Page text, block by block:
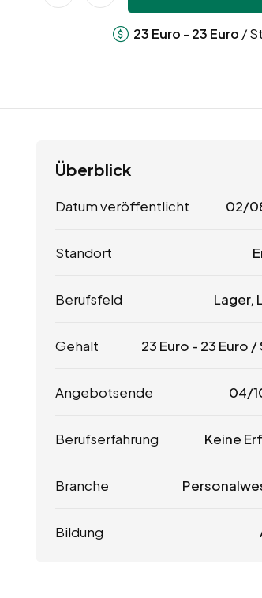
23 Euro - 23 Euro /
Überblick
Datum veröffentlicht 02/
Standort
Berufsfeld Lager,
Gehalt 23 Euro - 23 Euro /
Angebotsende 04/
Berufserfahrung Keine
Branche
Bildung